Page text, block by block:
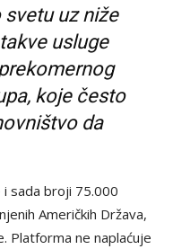
uz niže
usluge
koje često
da
sada broji 75.000
Američkih Država,
Platforma ne naplaćuje